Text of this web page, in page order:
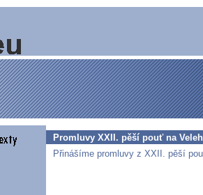
Promluvy XXII. pěší pouť na
Přinášíme promluvy z XXII. pěší